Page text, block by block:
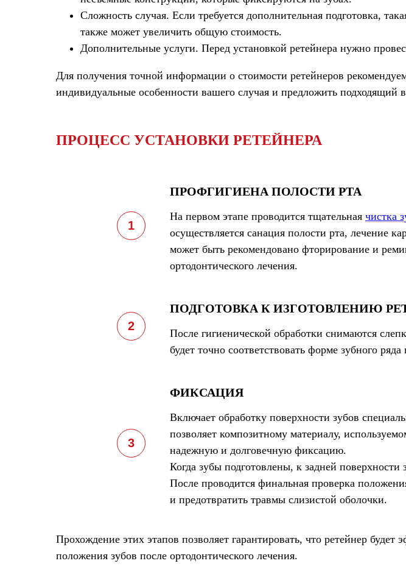
Сложность случая. Если требуется дополнительная подготовка,
также может увеличить общую стоимость.
Дополнительные услуги. Перед установкой ретейнера нужно
Для получения точной информации о стоимости ретейнеров
индивидуальные особенности вашего случая и предложить подходящий
ПРОЦЕСС УСТАНОВКИ РЕТЕЙНЕРА
ПРОФГИГИЕНА ПОЛОСТИ РТА
На первом этапе проводится тщательная чистка
осуществляется санация полости рта, лечение
может быть рекомендовано фторирование и
ортодонтического лечения.
ПОДГОТОВКА К ИЗГОТОВЛЕНИЮ
После гигиенической обработки снимаются
будет точно соответствовать форме зубного ряда
ФИКСАЦИЯ
Включает обработку поверхности зубов
позволяет композитному материалу,
надежную и долговечную фиксацию.
Когда зубы подготовлены, к задней
После проводится финальная проверка
и предотвратить травмы слизистой оболочки.
Прохождение этих этапов позволяет гарантировать, что ретейнер
положения зубов после ортодонтического лечения.